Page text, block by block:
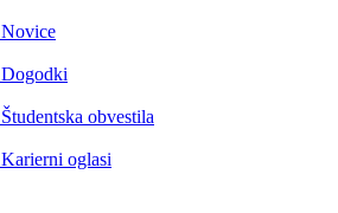
Novice
Dogodki
Študentska obvestila
Karierni oglasi